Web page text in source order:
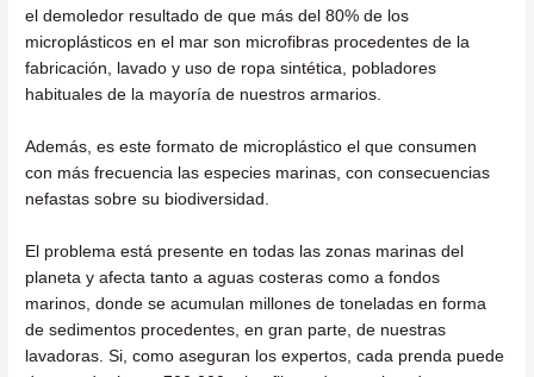
el demoledor resultado de que más del 80% de los
microplásticos en el mar son microfibras procedentes de la
fabricación, lavado y uso de ropa sintética, pobladores
habituales de la mayoría de nuestros armarios.
Además, es este formato de microplástico el que consumen
con más frecuencia las especies marinas, con consecuencias
nefastas sobre su biodiversidad.
El problema está presente en todas las zonas marinas del
planeta y afecta tanto a aguas costeras como a fondos
marinos, donde se acumulan millones de toneladas en forma
de sedimentos procedentes, en gran parte, de nuestras
lavadoras. Si, como aseguran los expertos, cada prenda puede